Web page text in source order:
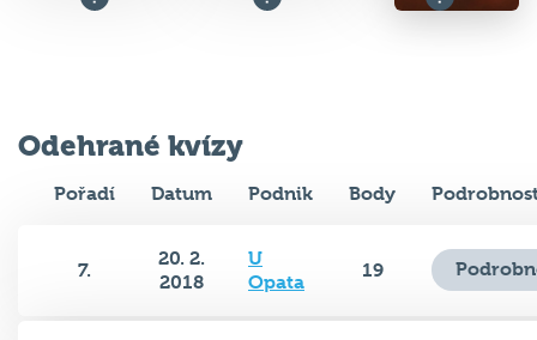
Odehrané kvízy
Pořadí Datum Podnik Body
7.
20. 2.
2018
U
Opata
19